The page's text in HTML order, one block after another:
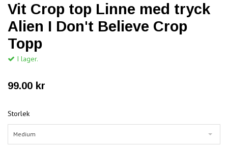
Vit Crop top Linne med tryck
Alien I Don't Believe Crop
Topp
I lager.
99.00 kr
Storlek
Medium